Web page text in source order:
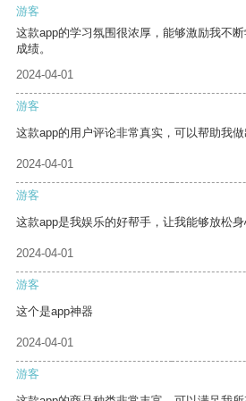
游客
这款app的学习氛围很浓厚，能够激励我不
成绩。
2024-04-01
游客
这款app的用户评论非常真实，可以帮助我做
2024-04-01
游客
这款app是我娱乐的好帮手，让我能够放松身
2024-04-01
游客
这个是app神器
2024-04-01
游客